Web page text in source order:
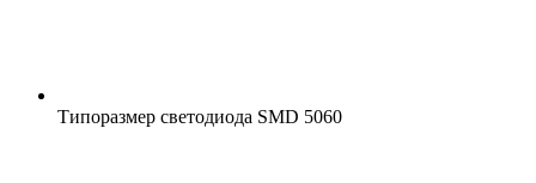
Типоразмер светодиода SMD 5060